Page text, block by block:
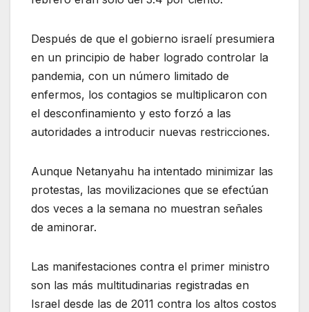
Después de que el gobierno israelí presumiera
en un principio de haber logrado controlar la
pandemia, con un número limitado de
enfermos, los contagios se multiplicaron con
el desconfinamiento y esto forzó a las
autoridades a introducir nuevas restricciones.
Aunque Netanyahu ha intentado minimizar las
protestas, las movilizaciones que se efectúan
dos veces a la semana no muestran señales
de aminorar.
Las manifestaciones contra el primer ministro
son las más multitudinarias registradas en
Israel desde las de 2011 contra los altos costos